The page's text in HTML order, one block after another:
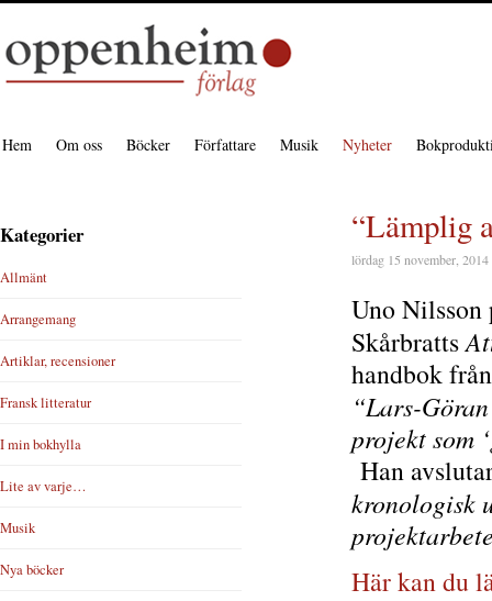
Hem Om oss Böcker Författare Musik Nyheter
“Lämplig
lördag 15 november, 2014
Uno Nilsson
Skårbratts
handbok
“Lars-
projekt som
Han
kronologisk
Här kan du
Kategorier
Allmänt
Arrangemang
Artiklar, recensioner
Fransk litteratur
I min bokhylla
Lite av varje…
Musik
Nya böcker